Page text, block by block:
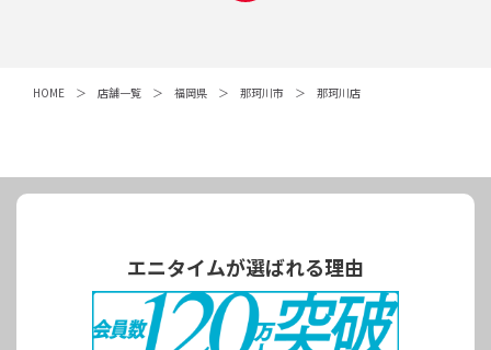
HOME 店舗一覧 福岡県 那珂川市 那珂川店
エニタイムが選ばれる理由